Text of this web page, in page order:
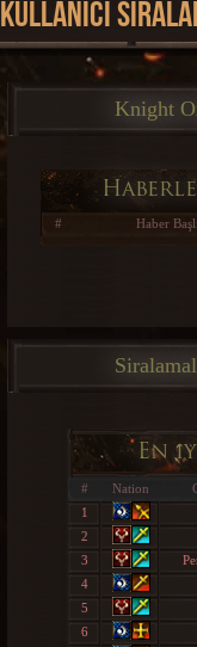
Kullanici
Knight
# Haber
En
# Nation
1
2
3
4
5
6